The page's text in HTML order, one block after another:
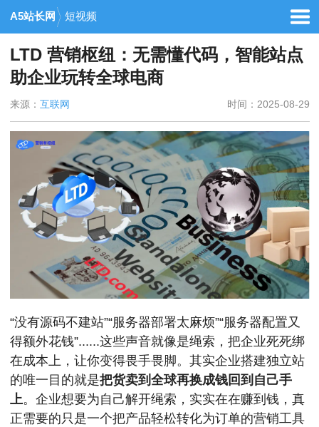
A5站长网 短视频
LTD 营销枢纽：无需懂代码，智能站点
助企业玩转全球电商
来源： 互联网 时间：2025-08-29
“没有源码不建站”“服务器部署太麻烦”“服务器配置又
得额外花钱”......这些声音就像是绳索，把企业死死绑
在成本上，让你变得畏手畏脚。其实企业搭建独立站
的唯一目的就是把货卖到全球再换成钱回到自己手
上。企业想要为自己解开绳索，实实在在赚到钱，真
正需要的只是一个把产品轻松转化为订单的营销工具